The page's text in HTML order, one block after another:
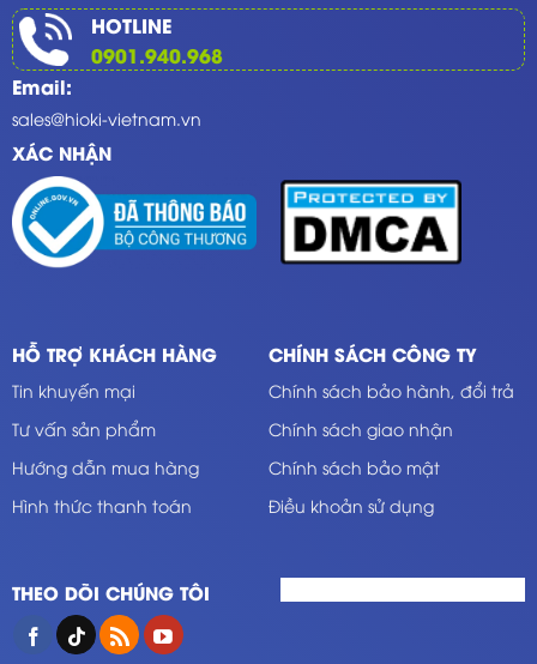
HOTLINE
0901.940.968
Email:
sales@hioki-vietnam.vn
XÁC NHẬN
HỖ TRỢ KHÁCH HÀNG
Tin khuyến mại
Tư vấn sản phẩm
Hướng dẫn mua hàng
Hình thức thanh toán
CHÍNH SÁCH CÔNG TY
Chính sách bảo hành, đổi trả
Chính sách giao nhận
Chính sách bảo mật
Điều khoản sử dụng
THEO DÕI CHÚNG TÔI